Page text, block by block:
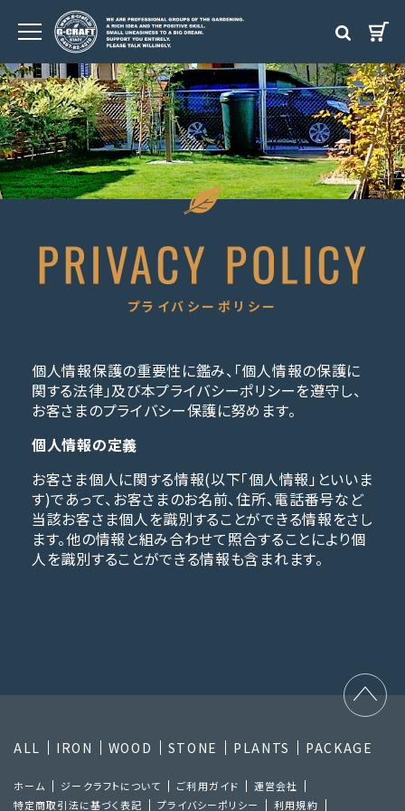
プライバシーポリシー
個人情報保護の重要性に鑑み、「個人情報の保護に
関する法律」及び本プライバシーポリシーを遵守し、
お客さまのプライバシー保護に努めます。
個人情報の定義
お客さま個人に関する情報(以下「個人情報」といいま
す)であって、お客さまのお名前、住所、電話番号など
当該お客さま個人を識別することができる情報をさし
ます。他の情報と組み合わせて照合することにより個
人を識別することができる情報も含まれます。
ALL IRON WOOD STONE PLANTS PACKAGE
ホーム ジークラフトについて ご利⽤ガイド
運営会社
特定商取引法に基づく表記
プライバシーポリシー 利⽤規約